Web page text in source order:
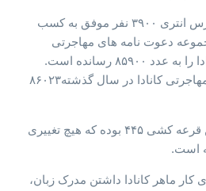
در جدیدترین پذیرش اکسپرس انتری ۳۹۰۰ نفر موفق به کسب
دعوت نامه های مهاجرتی
صادر شده سال ۲۰۱۸ کانادا را به عدد ۸۵۹۰۰ رسانده است.
رکورد ارسال دعوت نامه مهاجرتی کانادا در سال گذشته۸۶۰۲۳
حداقل امتیازات قبولی این قرعه کشی ۴۴۵ بوده که هیچ تغییری
است.
کار ماهر کانادا داشتن مدرک زبان،